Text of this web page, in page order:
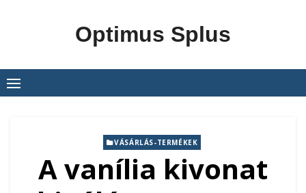
Optimus Splus
VÁSÁRLÁS-TERMÉKEK
A vanília kivonat